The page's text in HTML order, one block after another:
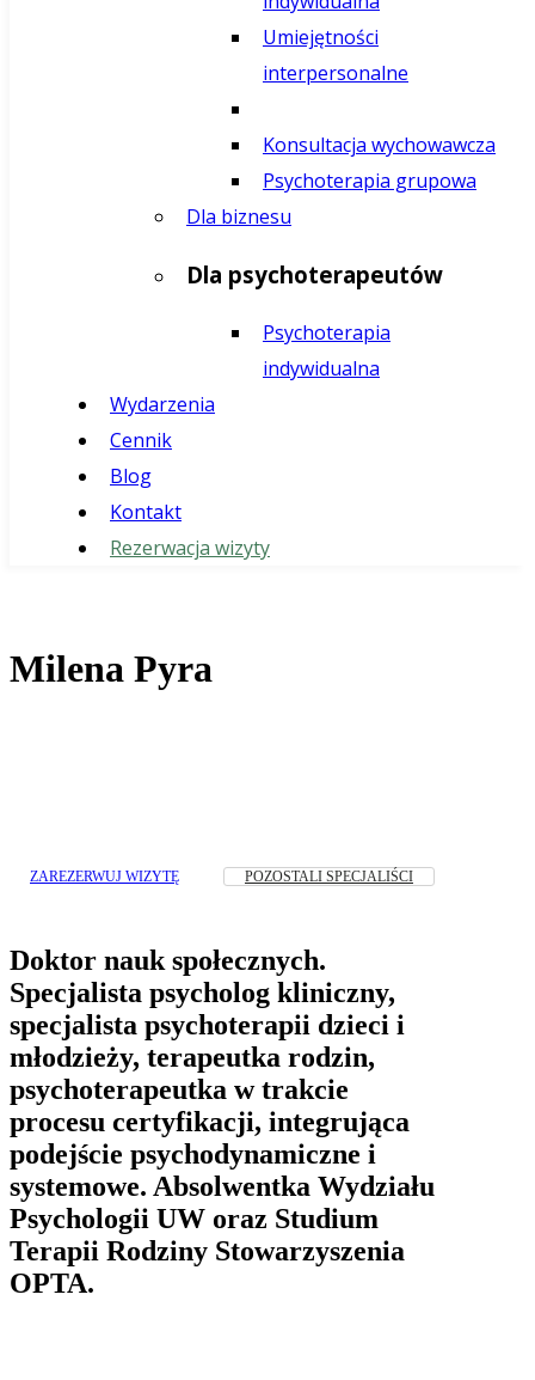
Umiejętności
interpersonalne
Konsultacja wychowawcza
Psychoterapia grupowa
Dla biznesu
Dla psychoterapeutów
Psychoterapia
indywidualna
Wydarzenia
Cennik
Blog
Kontakt
Rezerwacja wizyty
Milena Pyra
ZAREZERWUJ WIZYTĘ POZOSTALI SPECJALIŚCI
Doktor nauk społecznych.
Specjalista psycholog kliniczny,
specjalista psychoterapii dzieci i
młodzieży, terapeutka rodzin,
psychoterapeutka w trakcie
procesu certyfikacji, integrująca
podejście psychodynamiczne i
systemowe. Absolwentka Wydziału
Psychologii UW oraz Studium
Terapii Rodziny Stowarzyszenia
OPTA.